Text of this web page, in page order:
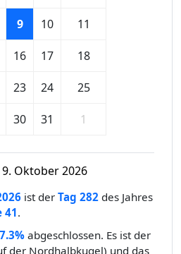
9 10 11
16 17 18
23 24 25
30 31 1
Oktober 2026
ist der Tag 282 des Jahres
41.
abgeschlossen. Es ist der
der Nordhalbkugel) und das